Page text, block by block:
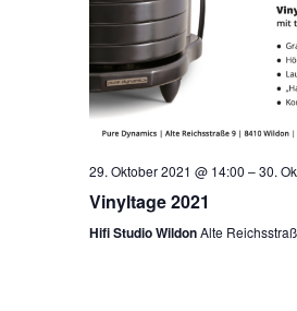
29. Oktober 2021 @ 14:00 –30.
Vinyltage 2021
Hifi Studio WildonAlte